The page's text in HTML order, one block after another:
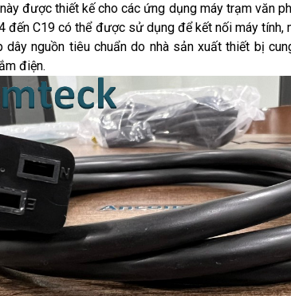
được thiết kế cho các ứng dụng máy trạm văn
đến C19 có thể được sử dụng để kết nối máy
dây nguồn tiêu chuẩn do nhà sản xuất thiết bị
điện.